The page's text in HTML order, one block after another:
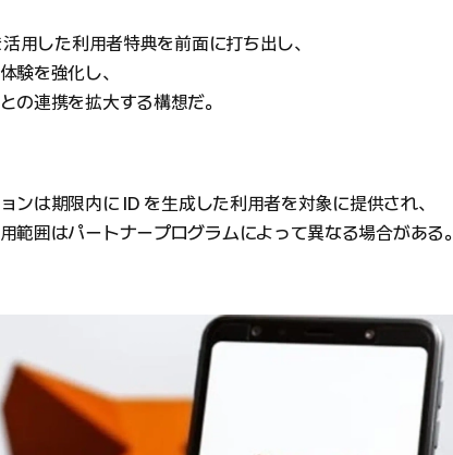
用した利用者特典を前面に打ち出し、
験を強化し、
の連携を拡大する構想だ。
ンは期限内に ID を生成した利用者を対象に提供され、
範囲はパートナープログラムによって異なる場合がある。